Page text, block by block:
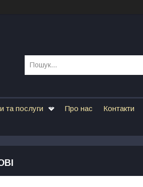
та послуги Про нас Контакти